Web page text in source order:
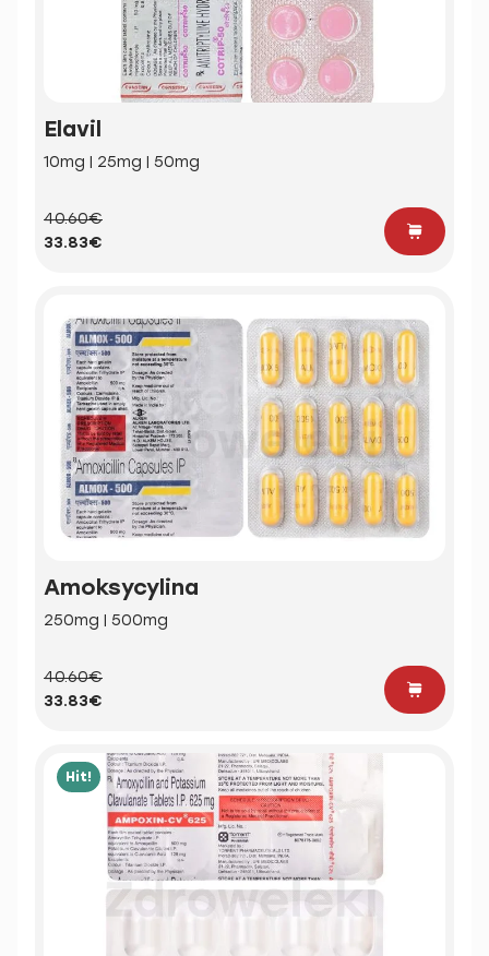
Elavil
10mg | 25mg | 50mg
40.60€
33.83€
Amoksycylina
250mg | 500mg
40.60€
33.83€
Hit!